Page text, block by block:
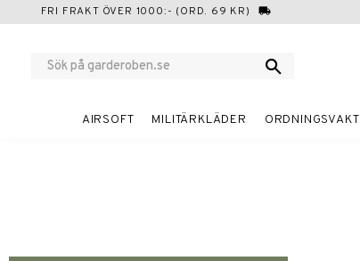
FRI FRAKT ÖVER 1000:- (ORD. 69 KR) local_shipping
AIRSOFT MILITÄRKLÄDER ORDNINGSVAKT